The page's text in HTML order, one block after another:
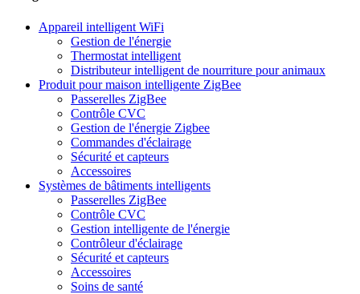
Appareil intelligent WiFi
Gestion de l'énergie
Thermostat intelligent
Distributeur intelligent de nourriture pour animaux
Produit pour maison intelligente ZigBee
Passerelles ZigBee
Contrôle CVC
Gestion de l'énergie Zigbee
Commandes d'éclairage
Sécurité et capteurs
Accessoires
Systèmes de bâtiments intelligents
Passerelles ZigBee
Contrôle CVC
Gestion intelligente de l'énergie
Contrôleur d'éclairage
Sécurité et capteurs
Accessoires
Soins de santé